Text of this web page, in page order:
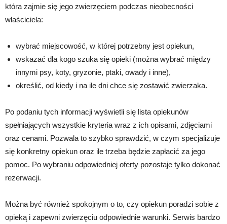
która zajmie się jego zwierzęciem podczas nieobecności
właściciela:
wybrać miejscowość, w której potrzebny jest opiekun,
wskazać dla kogo szuka się opieki (można wybrać między
innymi psy, koty, gryzonie, ptaki, owady i inne),
określić, od kiedy i na ile dni chce się zostawić zwierzaka.
Po podaniu tych informacji wyświetli się lista opiekunów
spełniających wszystkie kryteria wraz z ich opisami, zdjęciami
oraz cenami. Pozwala to szybko sprawdzić, w czym specjalizuje
się konkretny opiekun oraz ile trzeba będzie zapłacić za jego
pomoc. Po wybraniu odpowiedniej oferty pozostaje tylko dokonać
rezerwacji.
Można być również spokojnym o to, czy opiekun poradzi sobie z
opieką i zapewni zwierzęciu odpowiednie warunki. Serwis bardzo